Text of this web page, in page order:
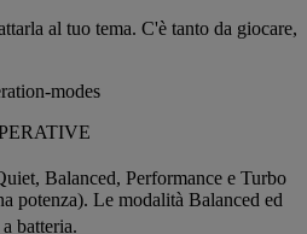
al tuo tema. C'è tanto da giocare,
Balanced, Performance e Turbo
potenza). Le modalità Balanced ed
batteria.